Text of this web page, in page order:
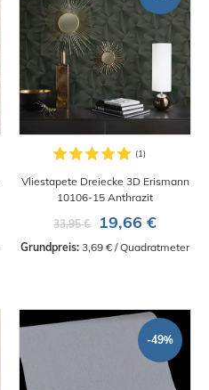
Vliestapete Dreiecke 3D Erismann
10106-15 Anthrazit
33,95 €
19,66 €
Grundpreis: 3,69 € / Quadratmeter
-49%